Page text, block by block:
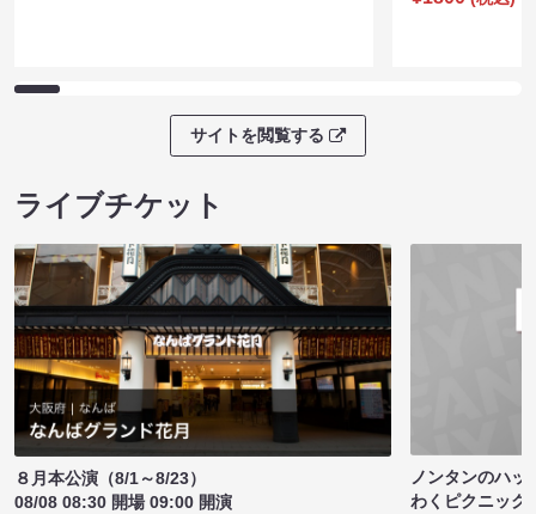
サイトを閲覧する
ライブチケット
８月本公演（8/1～8/23）
08/08 08:30 開場 09:00 開演
ノンタンのハッ
わくピクニック